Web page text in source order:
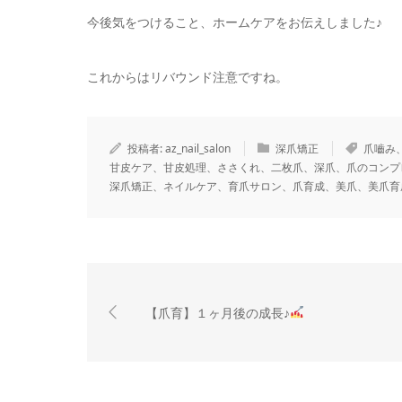
今後気をつけること、ホームケアをお伝えしました♪
これからはリバウンド注意ですね。
投稿者:az_nail_salon 深爪矯正
爪嚙み
甘皮ケア、甘皮処理、ささくれ、二枚爪、深爪、爪のコン
深爪矯正、ネイルケア、育爪サロン、爪育成、美爪、美爪
【爪育】１ヶ月後の成長♪